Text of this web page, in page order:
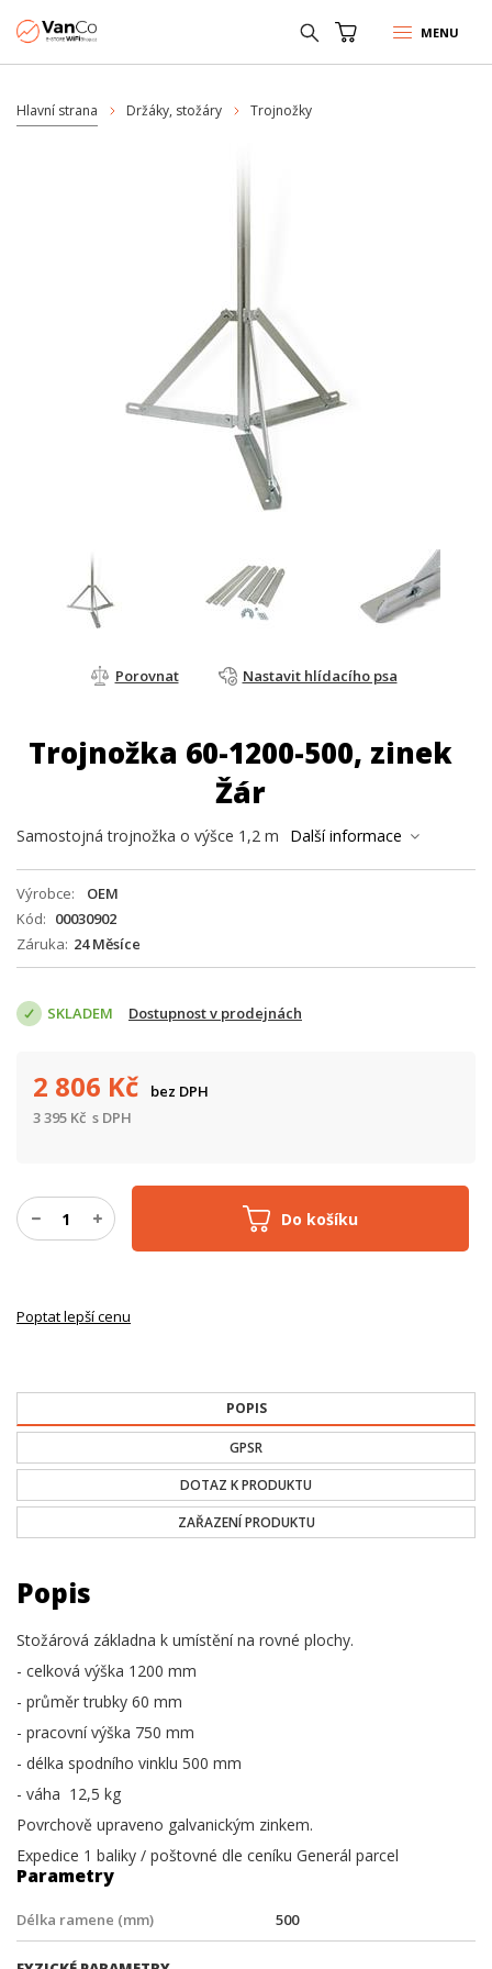
MENU
Hlavní strana Držáky, stožáry Trojnožky
Porovnat Nastavit hlídacího psa
Trojnožka 60-1200-500, zinek
Žár
Samostojná trojnožka o výšce 1,2 m Další informace
Výrobce
OEM
Kód
00030902
Záruka 24 Měsíce
SKLADEM Dostupnost v prodejnách
Do košíku
2 806 Kč
bez DPH
3 395 Kč s DPH
Poptat lepší cenu
POPIS
GPSR
DOTAZ K PRODUKTU
ZAŘAZENÍ PRODUKTU
Popis
Stožárová základna k umístění na rovné plochy.
- celková výška 1200 mm
- průměr trubky 60 mm
- pracovní výška 750 mm
- délka spodního vinklu 500 mm
- váha 12,5 kg
Povrchově upraveno galvanickým zinkem.
Expedice 1 baliky / poštovné dle ceníku Generál parcel
Parametry
Délka ramene (mm) 500